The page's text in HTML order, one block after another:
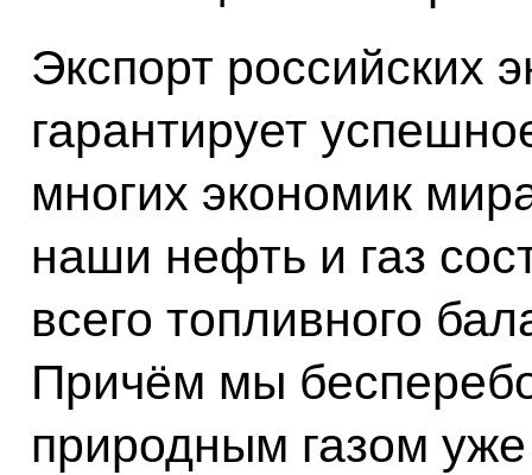
Экспорт российских
гарантирует
многих экономик
наши нефть и газ
всего топливного
Причём мы
природным газом